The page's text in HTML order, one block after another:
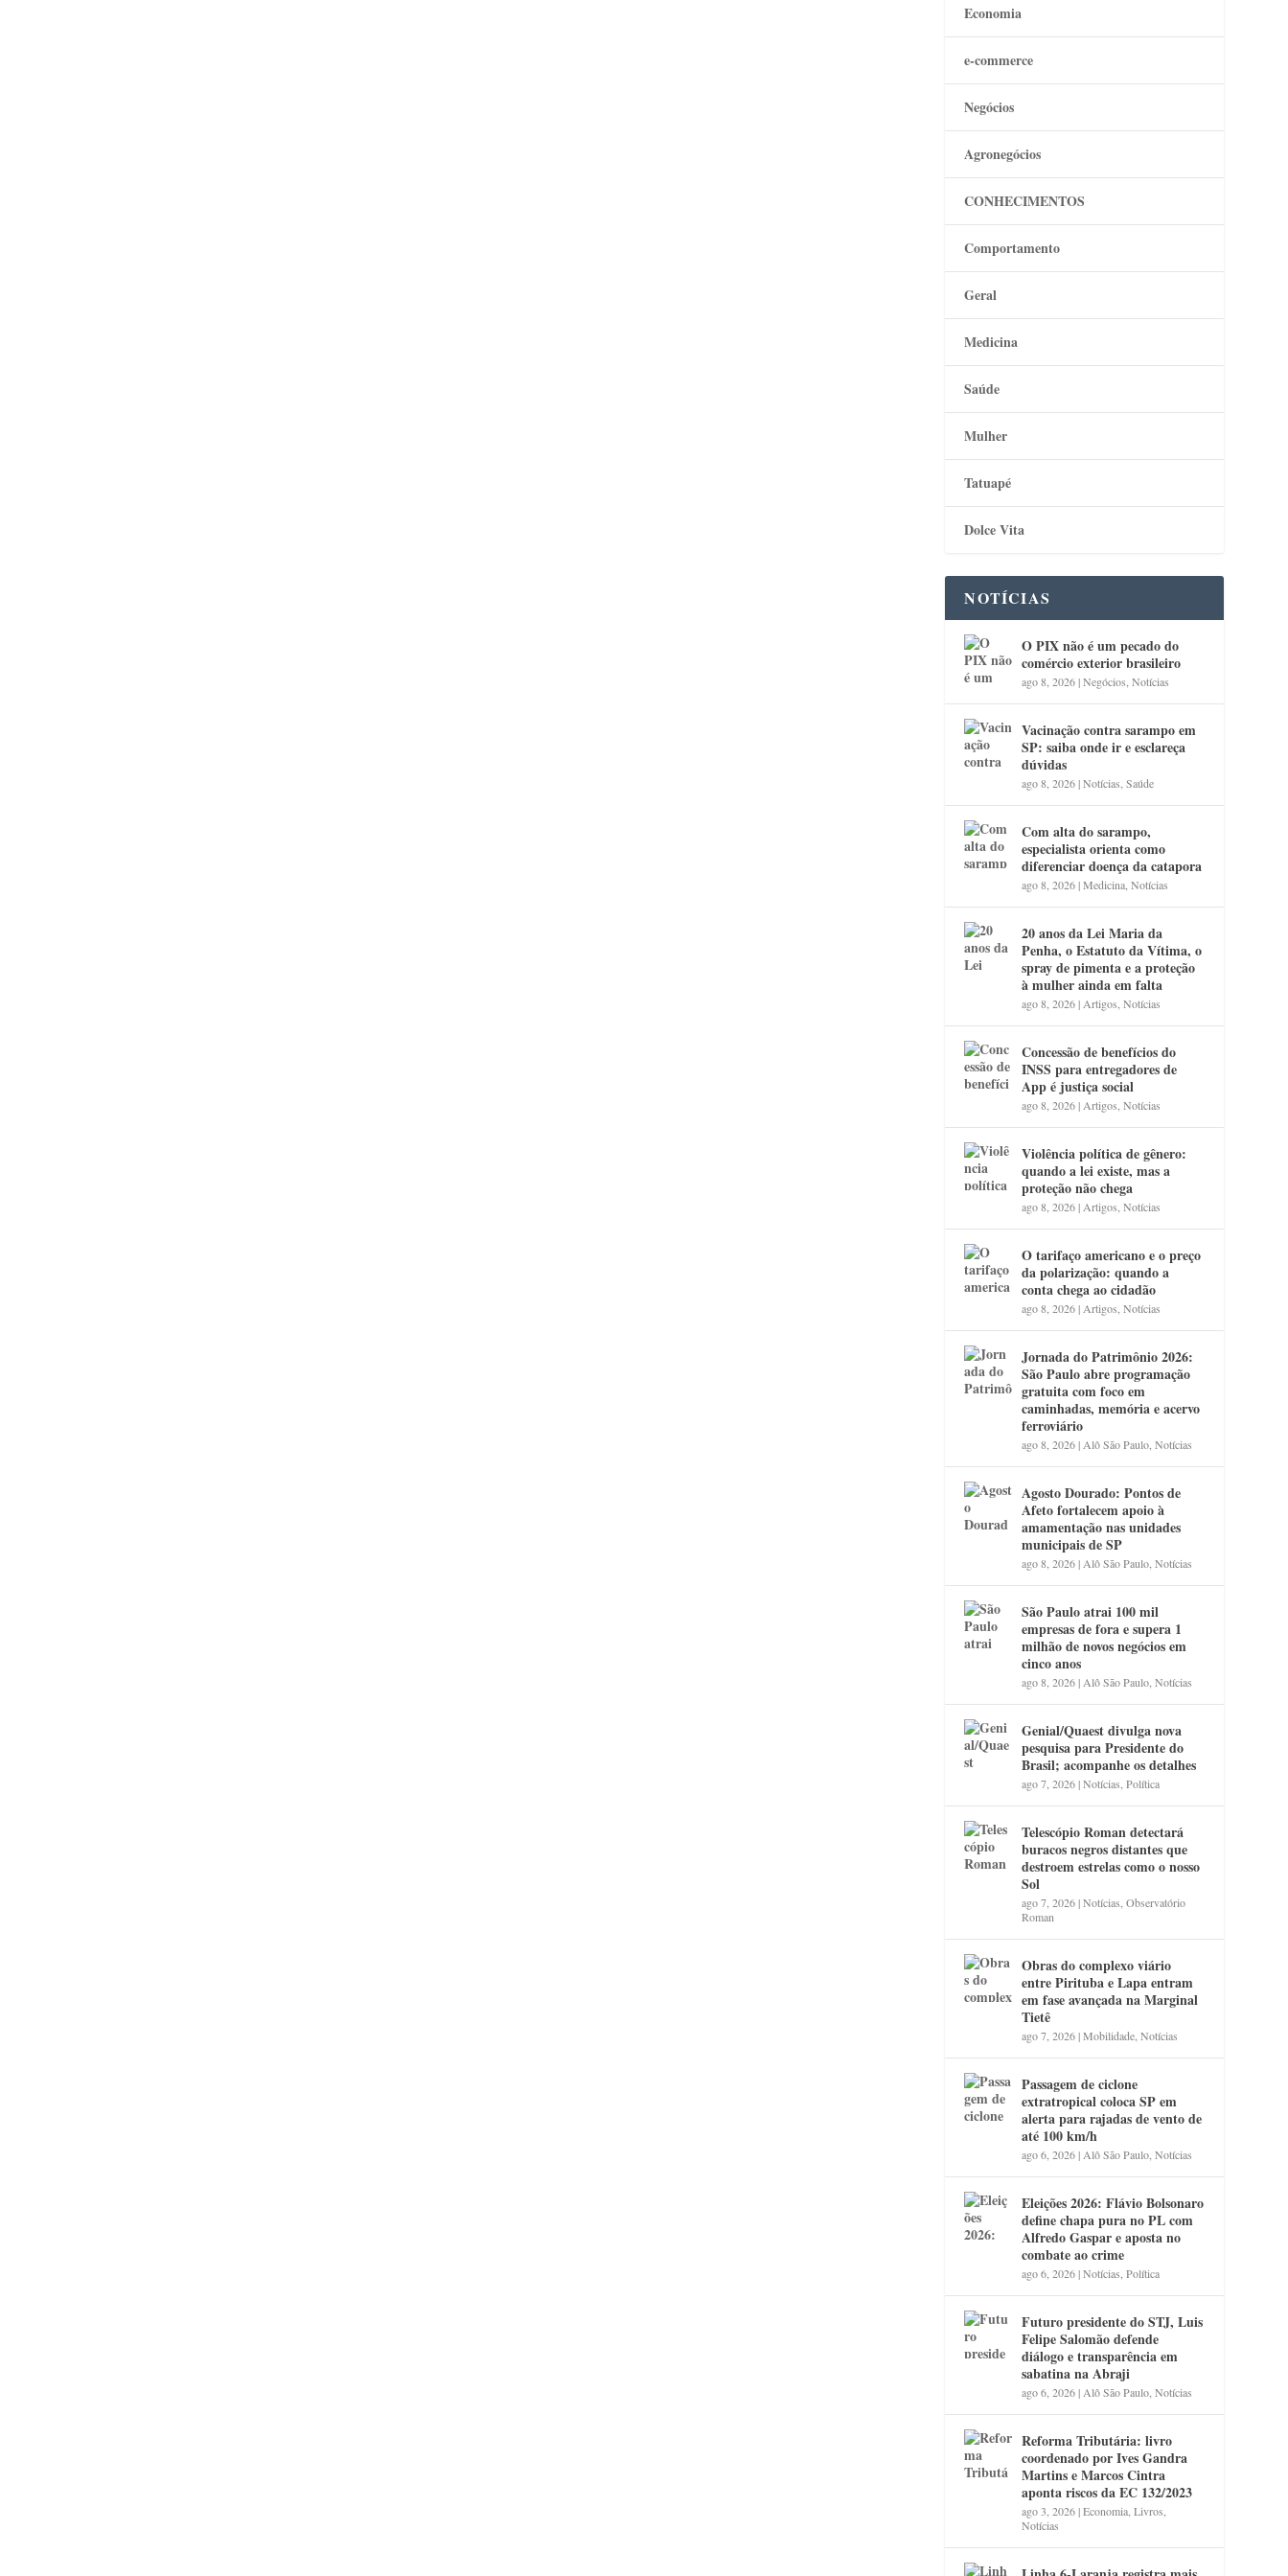
Economia
e-commerce
Negócios
Agronegócios
CONHECIMENTOS
Comportamento
Geral
Medicina
Saúde
Mulher
Tatuapé
Dolce Vita
NOTÍCIAS
O PIX não é um pecado do
comércio exterior brasileiro
ago 8, 2026|Negócios ,Notícias
Vacinação contra sarampo em
SP: saiba onde ir e esclareça
dúvidas
ago 8, 2026|Notícias ,Saúde
Com alta do sarampo,
especialista orienta como
diferenciar doença da catapora
ago 8, 2026|Medicina ,Notícias
20 anos da Lei Maria da
Penha, o Estatuto da Vítima, o
spray de pimenta e a proteção
à mulher ainda em falta
ago 8, 2026| Artigos ,Notícias
Concessão de benefícios do
INSS para entregadores de
App é justiça social
ago 8, 2026| Artigos ,Notícias
Violência política de gênero:
quando a lei existe, mas a
proteção não chega
ago 8, 2026| Artigos ,Notícias
O tarifaço americano e o preço
da polarização: quando a
conta chega ao cidadão
ago 8, 2026| Artigos ,Notícias
Jornada do Patrimônio 2026:
São Paulo abre programação
gratuita com foco em
caminhadas, memória e acervo
ferroviário
ago 8, 2026| Alô São Paulo ,Notícias
Agosto Dourado: Pontos de
Afeto fortalecem apoio à
amamentação nas unidades
municipais de SP
ago 8, 2026| Alô São Paulo ,Notícias
São Paulo atrai 100 mil
empresas de fora e supera 1
milhão de novos negócios em
cinco anos
ago 8, 2026| Alô São Paulo ,Notícias
Genial/Quaest divulga nova
pesquisa para Presidente do
Brasil; acompanhe os detalhes
ago 7, 2026|Notícias ,Política
Telescópio Roman detectará
buracos negros distantes que
destroem estrelas como o nosso
Sol
ago 7, 2026|Notícias ,Observatório
Roman
Obras do complexo viário
entre Pirituba e Lapa entram
em fase avançada na Marginal
Tietê
ago 7, 2026|Mobilidade ,Notícias
Passagem de ciclone
extratropical coloca SP em
alerta para rajadas de vento de
até 100 km/h
ago 6, 2026| Alô São Paulo ,Notícias
Eleições 2026: Flávio Bolsonaro
define chapa pura no PL com
Alfredo Gaspar e aposta no
combate ao crime
ago 6, 2026|Notícias ,Política
Futuro presidente do STJ, Luis
Felipe Salomão defende
diálogo e transparência em
sabatina na Abraji
ago 6, 2026| Alô São Paulo ,Notícias
Reforma Tributária: livro
coordenado por Ives Gandra
Martins e Marcos Cintra
aponta riscos da EC 132/2023
ago 3, 2026|Economia ,Livros
Notícias